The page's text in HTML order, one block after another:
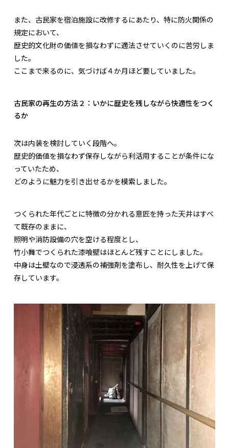
また、古民家を宿泊施設に改修するにあたり、特に防火関係の
規定において、
歴史的文化財の価値を損なわずに適法させていくのに苦労しま
した。
ここまで来るのに、気づけば４か月ほど要していました。
古民家の再生の方法２：いかに歴史を残しながら快適性をつく
るか
次は内装を検討していく段階へ。
歴史的価値を損なわず保存しながら利活用することが条件にな
っていたため、
どのように魅力を引き出せるかを模索しました。
つくられた年代ごとに特徴の分かれる意匠を持った天井はすべ
て既存のままに、
照明や消防設備の穴を空ける程度とし、
竹小舞でつくられた漆喰壁はほとんど残すことにしました。
中身は土壁なので浸透系の補強剤を塗布し、耐久性を上げて保
存しています。